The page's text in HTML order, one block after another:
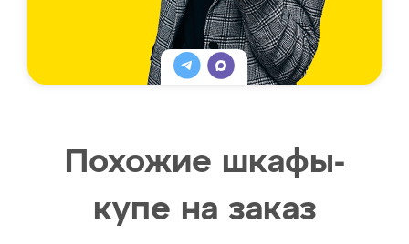
Похожие шкафы-
купе на заказ